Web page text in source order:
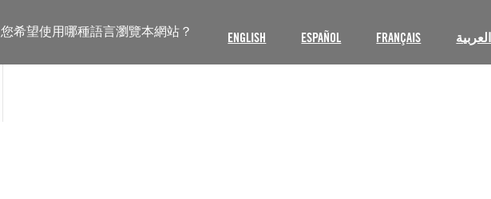
您希望使用哪種語言瀏覽本網站？ ENGLISH ESPAÑOL FRANÇAIS العربية